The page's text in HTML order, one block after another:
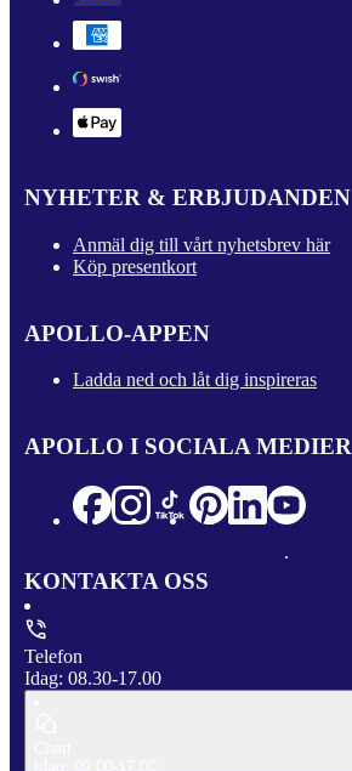
NYHETER & ERBJUDANDEN
Anmäl dig till vårt nyhetsbrev här
Köp presentkort
APOLLO-APPEN
Ladda ned och låt dig inspireras
APOLLO I SOCIALA MEDIER
KONTAKTA OSS
Telefon
Idag: 08.30-17.00